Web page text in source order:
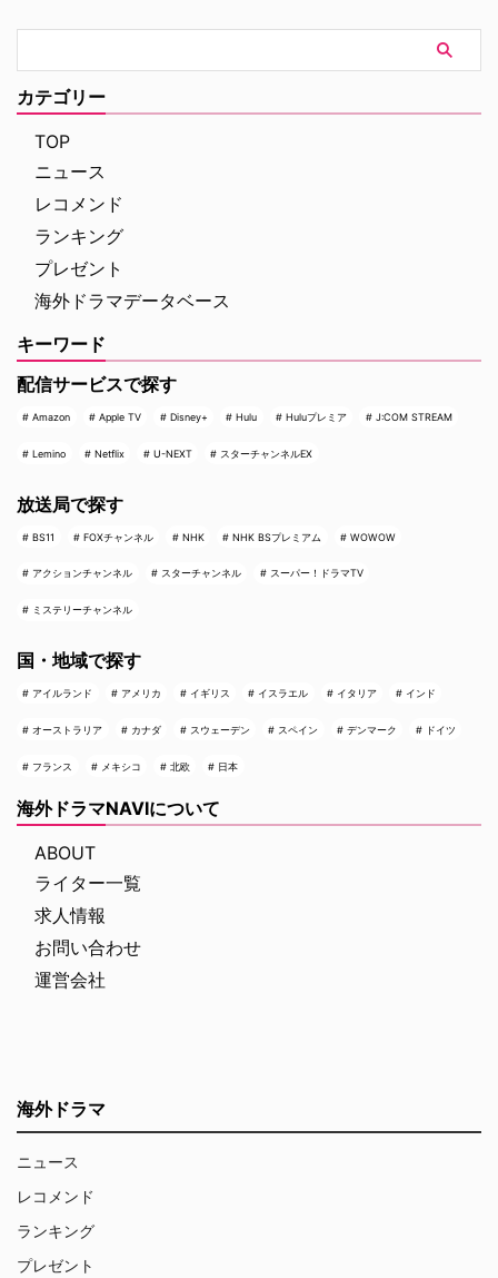
きた刑事が地元の捜査官たちと一
緒に数々の難事件を解決していく
犯罪捜査ドラマ。英BBCで2011
年に始まり、今年1月 …
の友情ドラマが同時期に大ヒット
その話題作とは、米Peacockの
とAmazonオリジナル『ライド･
カテゴリー
TOP
ニュース
レコメンド
ランキング
プレゼント
海外ドラマデータベース
キーワード
配信サービスで探す
Amazon Apple TV Disney+ Hulu Huluプレミア J:COM STREAM
Lemino Netflix U-NEXT スターチャンネルEX
放送局で探す
BS11 FOXチャンネル NHK NHK BSプレミアム WOWOW
アクションチャンネル スターチャンネル スーパー！ドラマTV
ミステリーチャンネル
国・地域で探す
アイルランド アメリカ イギリス イスラエル イタリア インド
オーストラリア カナダ スウェーデン スペイン デンマーク ドイツ
フランス メキシコ 北欧 日本
海外ドラマNAVIについて
ABOUT
ライター一覧
求人情報
お問い合わせ
運営会社
海外ドラマ
ニュース
レコメンド
ランキング
プレゼント